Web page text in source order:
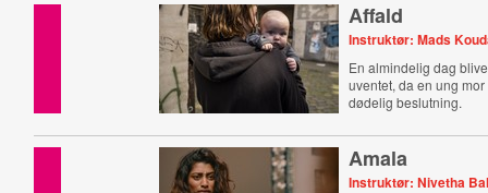
Affald
Instruktør: Mads
En almindelig dag
uventet, da en ung
dødelig beslutning.
Amala
Instruktør: Nivetha